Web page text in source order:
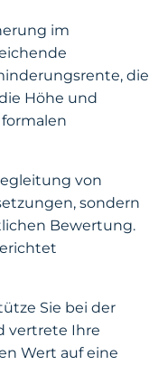
im
die
Höhe und
von
sondern
Bewertung.
Sie bei der
vertrete Ihre
Wert auf eine